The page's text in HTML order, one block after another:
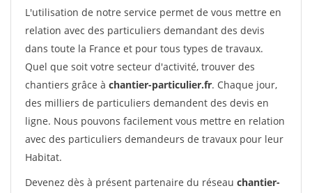
L'utilisation de notre service permet de vous mettre en
relation avec des particuliers demandant des devis
dans toute la France et pour tous types de travaux.
Quel que soit votre secteur d'activité, trouver des
chantiers grâce à chantier-particulier.fr. Chaque jour,
des milliers de particuliers demandent des devis en
ligne. Nous pouvons facilement vous mettre en relation
avec des particuliers demandeurs de travaux pour leur
Habitat.
Devenez dès à présent partenaire du réseau chantier-